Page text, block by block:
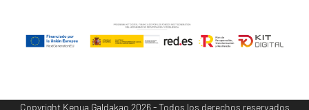
Copyright Kenua Galdakao 2026 - Todos los derechos reservados